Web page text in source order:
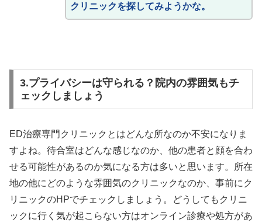
クリニックを探してみようかな。
3.プライバシーは守られる？院内の雰囲気もチ
ェックしましょう
ED治療専門クリニックとはどんな所なのか不安になりま
すよね。待合室はどんな感じなのか、他の患者と顔を合わ
せる可能性があるのか気になる方は多いと思います。所在
地の他にどのような雰囲気のクリニックなのか、事前にク
リニックのHPでチェックしましょう。どうしてもクリニ
ックに行く気が起こらない方はオンライン診療や処方があ